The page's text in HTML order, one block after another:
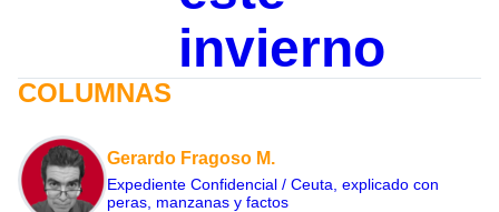
invierno
COLUMNAS
Gerardo Fragoso M.
Expediente Confidencial / Ceuta, explicado con
peras, manzanas y factos